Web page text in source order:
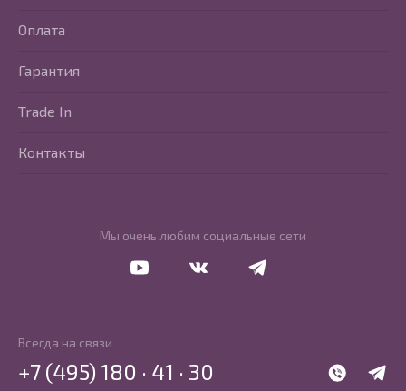
Мы очень любим социальные сети
Оплата
Гарантия
Trade In
Контакты
Всегда на связи
WhatsApp
+7 (495) 180 · 41 · 30